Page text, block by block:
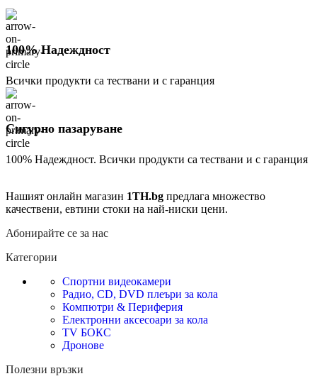
100% Надеждност
Всички продукти са тествани и с гаранция
Сигурно пазаруване
100% Надеждност. Всички продукти са тествани и с гаранция
Нашият онлайн магазин 1TH.bg предлага множество
качествени, евтини стоки на най-ниски цени.
Абонирайте се за нас
Категории
Спортни видеокамери
Радио, CD, DVD плеъри за кола
Компютри & Периферия
Електронни аксесоари за кола
TV БОКС
Дронове
Полезни връзки